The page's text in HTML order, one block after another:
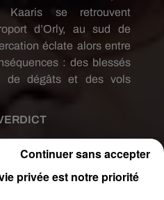
Kaaris
se retrouvent
d’Orly, au sud de
éclate alors entre
: des blessés
de dégâts et des vols
placés en détention
août après le paiement
euros)
privée est notre priorité
Continuer sans accepter